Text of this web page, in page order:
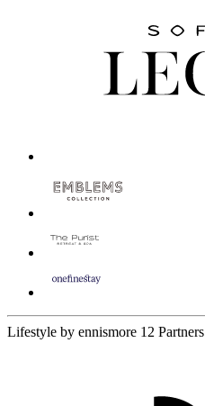
Lifestyle by ennismore 12 Partners